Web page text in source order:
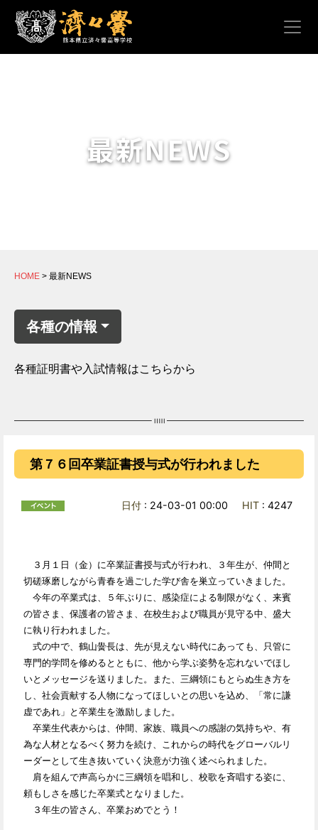
最新NEWS
HOME > 最新NEWS
各種の情報
各種証明書や入試情報はこちらから
第７６回卒業証書授与式が行われました
日付 : 24-03-01 00:00 HIT : 4247
３月１日（金）に卒業証書授与式が行われ、３年生が、仲間と
切磋琢磨しながら青春を過ごした学び舎を巣立っていきました。
今年の卒業式は、５年ぶりに、感染症による制限がなく、来賓
の皆さま、保護者の皆さま、在校生および職員が見守る中、盛大
に執り行われました。
式の中で、鶴山黌長は、先が見えない時代にあっても、只管に
専門的学問を修めるとともに、他から学ぶ姿勢を忘れないでほし
いとメッセージを送りました。また、三綱領にもとらぬ生き方を
し、社会貢献する人物になってほしいとの思いを込め、「常に謙
虚であれ」と卒業生を激励しました。
卒業生代表からは、仲間、家族、職員への感謝の気持ちや、有
為な人材となるべく努力を続け、これからの時代をグローバルリ
ーダーとして生き抜いていく決意が力強く述べられました。
肩を組んで声高らかに三綱領を唱和し、校歌を斉唱する姿に、
頼もしさを感じた卒業式となりました。
３年生の皆さん、卒業おめでとう！